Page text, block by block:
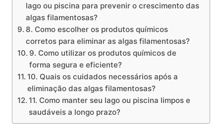
lago ou piscina para prevenir o crescimento das
algas filamentosas?
8. Como escolher os produtos químicos
corretos para eliminar as algas filamentosas?
9. Como utilizar os produtos químicos de
forma segura e eficiente?
10. Quais os cuidados necessários após a
eliminação das algas filamentosas?
11. Como manter seu lago ou piscina limpos e
saudáveis a longo prazo?